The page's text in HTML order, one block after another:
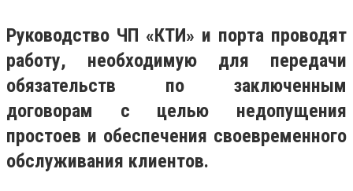
Руководство ЧП «КТИ» и порта проводят
работу, необходимую для передачи
обязательств по заключенным
договорам с целью недопущения
простоев и обеспечения своевременного
обслуживания клиентов.